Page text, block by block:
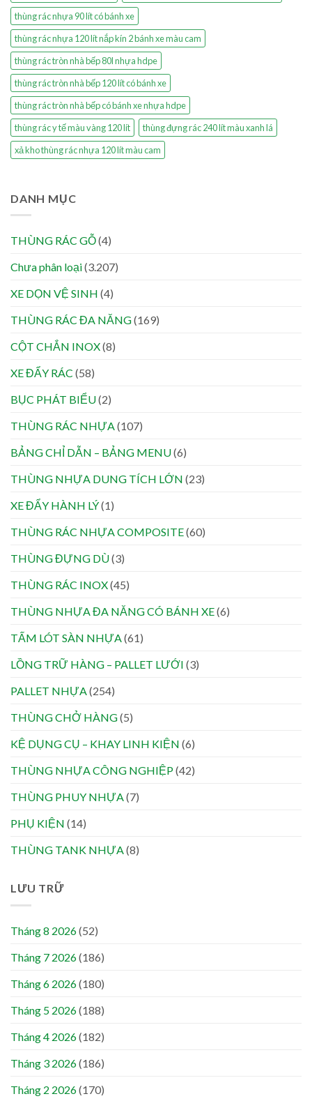
thùng rác nhựa 90 lít có bánh xe
thùng rác nhựa 120 lít nắp kín 2 bánh xe màu cam
thùng rác tròn nhà bếp 80l nhựa hdpe
thùng rác tròn nhà bếp 120 lít có bánh xe
thùng rác tròn nhà bếp có bánh xe nhựa hdpe
thùng rác y tế màu vàng 120 lít
thùng đựng rác 240 lít màu xanh lá
xả kho thùng rác nhựa 120 lít màu cam
DANH MỤC
THÙNG RÁC GỖ(4)
Chưa phân loại(3.207)
XE DỌN VỆ SINH (4)
THÙNG RÁC ĐA NĂNG(169)
CỘT CHẮN INOX(8)
XE ĐẨY RÁC (58)
BỤC PHÁT BIỂU(2)
THÙNG RÁC NHỰA(107)
BẢNG CHỈ DẪN – BẢNG MENU(6)
THÙNG NHỰA DUNG TÍCH LỚN (23)
XE ĐẨY HÀNH LÝ(1)
THÙNG RÁC NHỰA COMPOSITE(60)
THÙNG ĐỰNG DÙ(3)
THÙNG RÁC INOX(45)
THÙNG NHỰA ĐA NĂNG CÓ BÁNH XE(6)
TẤM LÓT SÀN NHỰA(61)
LỒNG TRỮ HÀNG – PALLET LƯỚI (3)
PALLET NHỰA(254)
THÙNG CHỞ HÀNG(5)
KỆ DỤNG CỤ – KHAY LINH KIỆN (6)
THÙNG NHỰA CÔNG NGHIỆP(42)
THÙNG PHUY NHỰA(7)
PHỤ KIỆN (14)
THÙNG TANK NHỰA(8)
LƯU TRỮ
Tháng 8 2026(52)
Tháng 7 2026(186)
Tháng 6 2026(180)
Tháng 5 2026(188)
Tháng 4 2026(182)
Tháng 3 2026(186)
Tháng 2 2026(170)